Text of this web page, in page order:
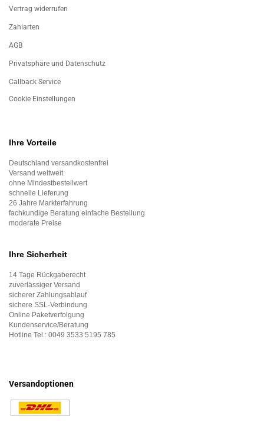
Vertrag widerrufen
Zahlarten
AGB
Privatsphäre und Datenschutz
Callback Service
Cookie Einstellungen
Ihre Vorteile
Deutschland versandkostenfrei
Versand weltweit
ohne Mindestbestellwert
schnelle Lieferung
26 Jahre Markterfahrung
fachkundige Beratung einfache Bestellung
moderate Preise
Ihre Sicherheit
14 Tage Rückgaberecht
zuverlässiger Versand
sicherer Zahlungsablauf
sichere SSL-Verbindung
Online Paketverfolgung
Kundenservice/Beratung
Hotline Tel.: 0049 3533 5195 785
Versandoptionen